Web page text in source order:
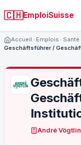
🇨🇭EmploiSuisse
Accueil Emplois
Geschäftsführer /
André